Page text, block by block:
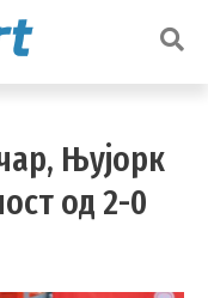
Њујорк
од 2-0